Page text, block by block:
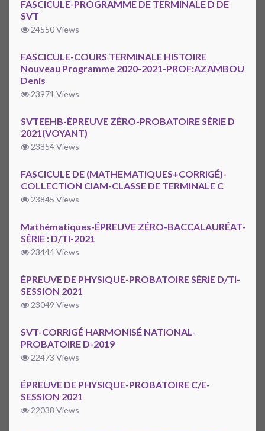
FASCICULE-PROGRAMME DE TERMINALE D DE
SVT
24550 Views
FASCICULE-COURS TERMINALE HISTOIRE
Nouveau Programme 2020-2021-PROF:AZAMBOU
Denis
23971 Views
SVTEEHB-ÉPREUVE ZÉRO-PROBATOIRE SÉRIE D
2021(VOYANT)
23854 Views
FASCICULE DE (MATHEMATIQUES+CORRIGÉ)-
COLLECTION CIAM-CLASSE DE TERMINALE C
23845 Views
Mathématiques-ÉPREUVE ZÉRO-BACCALAURÉAT-
SÉRIE : D/TI-2021
23444 Views
ÉPREUVE DE PHYSIQUE-PROBATOIRE SÉRIE D/TI-
SESSION 2021
23049 Views
SVT-CORRIGÉ HARMONISÉ NATIONAL-
PROBATOIRE D-2019
22473 Views
ÉPREUVE DE PHYSIQUE-PROBATOIRE C/E-
SESSION 2021
22038 Views